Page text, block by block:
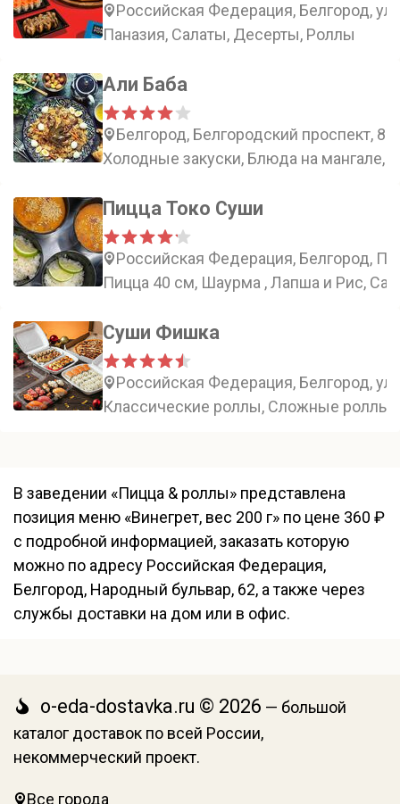
Российская Федерация, Белгород,
Паназия, Салаты, Десерты, Роллы
Али Баба
Белгород, Белгородский проспект,
Холодные закуски, Блюда на мангале,
Пицца Токо Суши
Российская Федерация, Белгород,
Пицца 40 см, Шаурма , Лапша и Рис,
Суши Фишка
Российская Федерация, Белгород,
Классические роллы, Сложные роллы,
В заведении «Пицца & роллы» представлена
позиция меню «Винегрет, вес 200 г» по цене 360 ₽
с подробной информацией, заказать которую
можно по адресу Российская Федерация,
Белгород, Народный бульвар, 62, а также через
службы доставки на дом или в офис.
o-eda-dostavka.ru © 2026 — большой
каталог доставок по всей России,
некоммерческий проект.
Все города